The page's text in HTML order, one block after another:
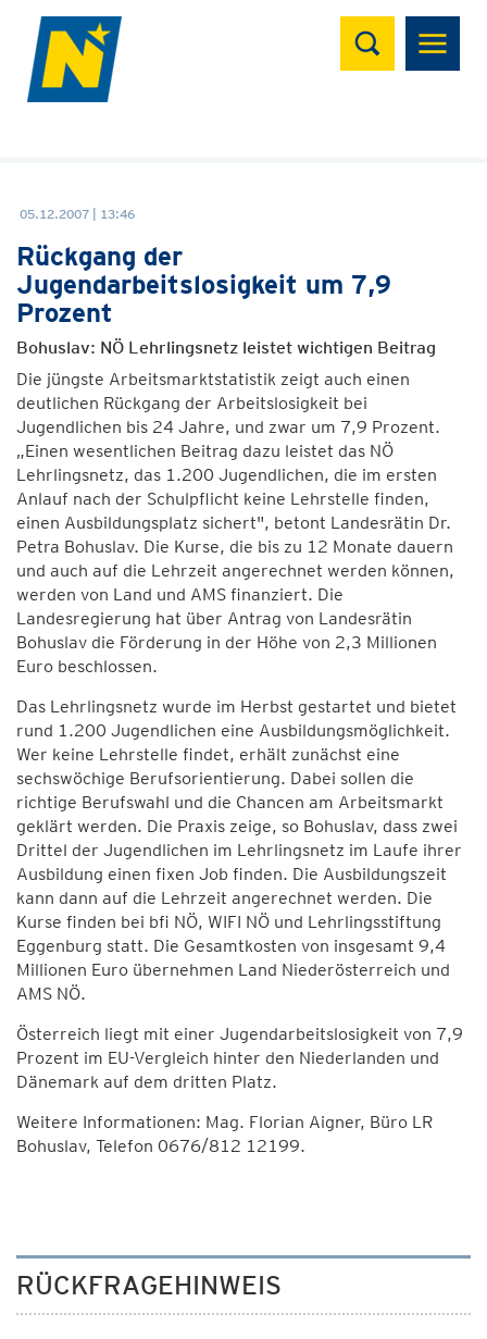
Suchen
05.12.2007 | 13:46
Rückgang der
Jugendarbeitslosigkeit um 7,9
Prozent
Bohuslav: NÖ Lehrlingsnetz leistet wichtigen Beitrag
Die jüngste Arbeitsmarktstatistik zeigt auch einen
deutlichen Rückgang der Arbeitslosigkeit bei
Jugendlichen bis 24 Jahre, und zwar um 7,9 Prozent.
„Einen wesentlichen Beitrag dazu leistet das NÖ
Lehrlingsnetz, das 1.200 Jugendlichen, die im ersten
Anlauf nach der Schulpflicht keine Lehrstelle finden,
einen Ausbildungsplatz sichert", betont Landesrätin Dr.
Petra Bohuslav. Die Kurse, die bis zu 12 Monate dauern
und auch auf die Lehrzeit angerechnet werden können,
werden von Land und AMS finanziert. Die
Landesregierung hat über Antrag von Landesrätin
Bohuslav die Förderung in der Höhe von 2,3 Millionen
Euro beschlossen.
Das Lehrlingsnetz wurde im Herbst gestartet und bietet
rund 1.200 Jugendlichen eine Ausbildungsmöglichkeit.
Wer keine Lehrstelle findet, erhält zunächst eine
sechswöchige Berufsorientierung. Dabei sollen die
richtige Berufswahl und die Chancen am Arbeitsmarkt
geklärt werden. Die Praxis zeige, so Bohuslav, dass zwei
Drittel der Jugendlichen im Lehrlingsnetz im Laufe ihrer
Ausbildung einen fixen Job finden. Die Ausbildungszeit
kann dann auf die Lehrzeit angerechnet werden. Die
Kurse finden bei bfi NÖ, WIFI NÖ und Lehrlingsstiftung
Eggenburg statt. Die Gesamtkosten von insgesamt 9,4
Millionen Euro übernehmen Land Niederösterreich und
AMS NÖ.
Österreich liegt mit einer Jugendarbeitslosigkeit von 7,9
Prozent im EU-Vergleich hinter den Niederlanden und
Dänemark auf dem dritten Platz.
Weitere Informationen: Mag. Florian Aigner, Büro LR
Bohuslav, Telefon 0676/812 12199.
RÜCKFRAGEHINWEIS